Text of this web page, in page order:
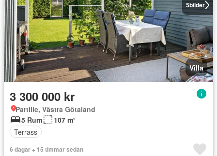
5bilder
Villa
3 300 000 kr
Partille, Västra Götaland
5 Rum
107 m²
Terrass
6 dagar + 15 timmar sedan